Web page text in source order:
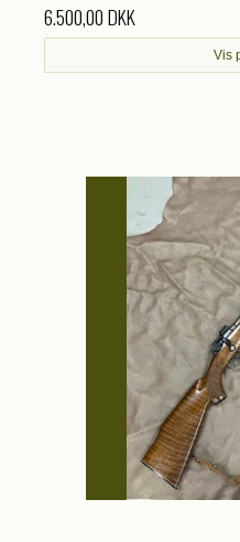
6.500,00 DKK
Vis